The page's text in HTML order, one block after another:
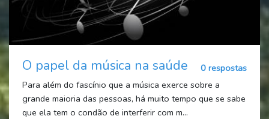
O papel da música na saúde
0 respostas
Para além do fascínio que a música exerce sobre a
grande maioria das pessoas, há muito tempo que se sabe
que ela tem o condão de interferir com m...